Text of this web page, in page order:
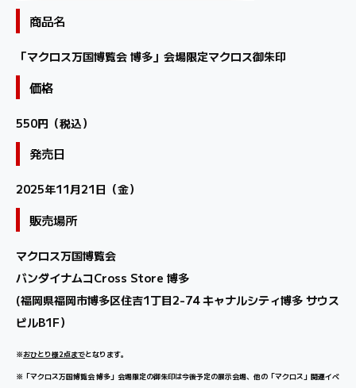
商品名
「マクロス万国博覧会 博多」会場限定マクロス御朱印
価格
550円（税込）
発売日
2025年11月21日（金）
販売場所
マクロス万国博覧会
バンダイナムコCross Store 博多
(福岡県福岡市博多区住吉1丁目2-74 キャナルシティ博多 サウス
ビルB1F）
※おひとり様2点までとなります。
※「マクロス万国博覧会 博多」会場限定の御朱印は今後予定の展示会場、他の「マクロス」関連イベ